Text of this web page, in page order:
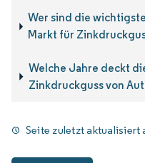
Wer sind die
Markt für
Welche Jahre deckt
Zinkdruckguss von
Seite zuletzt aktualisiert